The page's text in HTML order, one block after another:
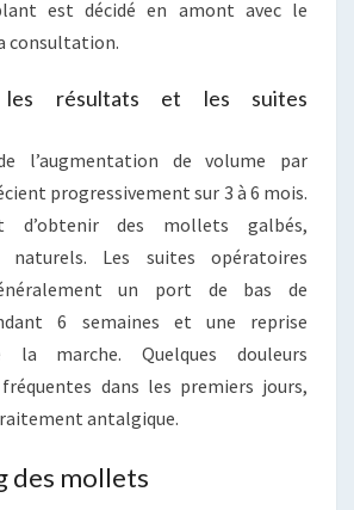
est décidé en amont avec le
consultation.
résultats et les suites
l’augmentation de volume par
progressivement sur 3 à 6 mois.
d’obtenir des mollets galbés,
naturels. Les suites opératoires
un port de bas de
6 semaines et une reprise
la marche. Quelques douleurs
dans les premiers jours,
antalgique.
des mollets